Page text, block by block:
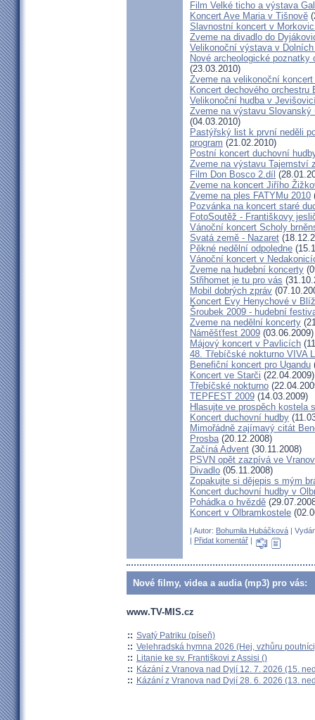
Film Velké ticho a výstava
Koncert Ave Maria v Tišnově
Slavnostní koncert v
Zveme na divadlo do
Velikonoční výstava v
Nové archeologické
(23.03.2010)
Zveme na velikonoční
Koncert dechového orchestru
Velikonoční hudba v
Zveme na výstavu
(04.03.2010)
Pastýřský list k první neděli
program (21.02.2010)
Postní koncert duchovní
Zveme na výstavu Tajemství
Film Don Bosco 2.díl
Zveme na koncert Jiřího
Zveme na ples FATYMu 2010
Pozvánka na koncert staré
FotoSoutěž - Františkovy
Vánoční koncert Scholy
Svatá země - Nazaret
Pěkné nedělní odpoledne
Vánoční koncert v
Zveme na hudební koncerty
Střihomet je tu pro vás
Mobil dobrých zpráv
Koncert Evy Henychové v
Šroubek 2009 - hudební
Zveme na nedělní koncerty
Náměšťfest 2009 (03.06.2009)
Májový koncert v Pavlicích
48. Třebíčské nokturno VIVA
Benefiční koncert pro Ugandu
Koncert ve Starči (22.04.2009)
Třebíčské nokturno
TEPFEST 2009 (14.03.2009)
Hlasujte ve prospěch kostela
Koncert duchovní hudby
Mimořádně zajímavý citát
Prosba(20.12.2008)
Začíná Advent (30.11.2008)
PSVN opět zazpívá ve
Divadlo (05.11.2008)
Zopakujte si dějepis s mým
Koncert duchovní hudby v
Pohádka o hvězdě
Koncert v Olbramkostele
| Autor: Bohumila Hubáčková |
| Přidat komentář |
Nové filmy, videa a audia (mp3) pro vás:
www.TV-MIS.cz
:: Svatý Patriku (píseň)
:: Velehradská hymna 2026 (Hej, vzhůru
:: Litanie ke sv. Františkovi z Assisi ()
:: Kázání z Vranova nad Dyjí 12. 7. 2026 (15.
:: Kázání z Vranova nad Dyjí 28. 6. 2026 (13.